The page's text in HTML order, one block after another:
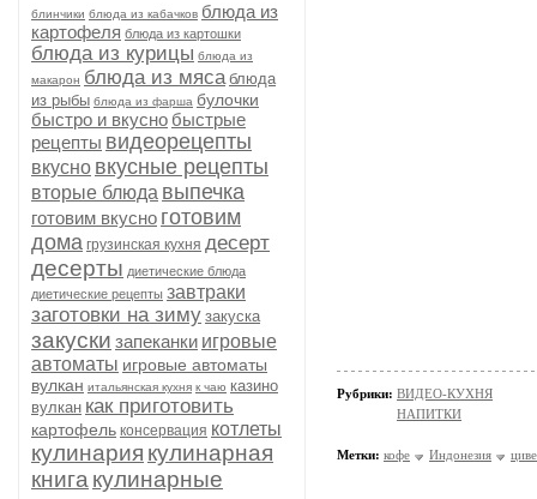
блинчики блюда из кабачков блюда из
картофеля блюда из картошки
блюда из курицы блюда из
макарон блюда из мяса блюда
из рыбы блюда из фарша булочки
быстро и вкусно быстрые
рецепты видеорецепты
вкусно вкусные рецепты
вторые блюда выпечка
готовим вкусно готовим
дома грузинская кухня десерт
десерты диетические блюда
диетические рецепты завтраки
заготовки на зиму закуска
закуски запеканки игровые
автоматы игровые автоматы
вулкан итальянская кухня к чаю казино
вулкан как приготовить
картофель консервация котлеты
кулинария кулинарная
книга кулинарные
Рубрики: ВИДЕО-КУХНЯ
НАПИТКИ
Метки: кофе Индонезия